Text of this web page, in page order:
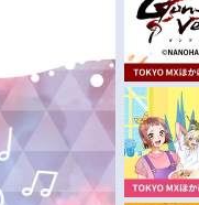
配信・
今期アニメ曜日別一覧
春アニメ
夏アニメ